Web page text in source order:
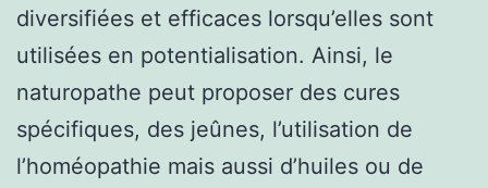
diversifiées et efficaces lorsqu’elles sont
utilisées en potentialisation. Ainsi, le
naturopathe peut proposer des cures
spécifiques, des jeûnes, l’utilisation de
l’homéopathie mais aussi d’huiles ou de